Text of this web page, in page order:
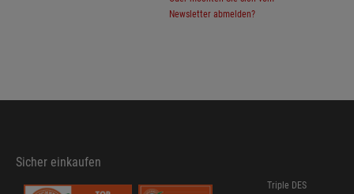
Newsletter abmelden?
Sicher einkaufen
Triple DES